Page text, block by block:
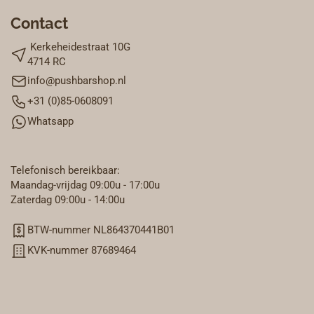
Contact
Kerkeheidestraat 10G
4714 RC
info@pushbarshop.nl
+31 (0)85-0608091
Whatsapp
Telefonisch bereikbaar:
Maandag-vrijdag 09:00u - 17:00u
Zaterdag 09:00u - 14:00u
BTW-nummer NL864370441B01
KVK-nummer 87689464